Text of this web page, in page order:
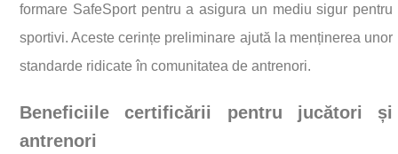
formare SafeSport pentru a asigura un mediu sigur pentru
sportivi. Aceste cerințe preliminare ajută la menținerea unor
standarde ridicate în comunitatea de antrenori.
Beneficiile certificării pentru jucători și
antrenori